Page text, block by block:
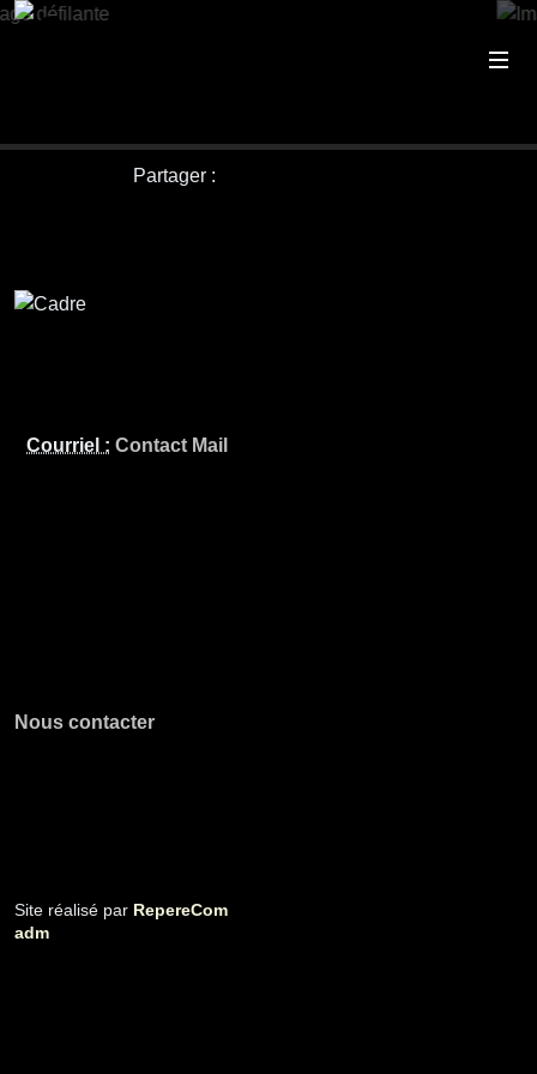
Partager :
Courriel : Contact Mail
Nous contacter
Site réalisé par RepereCom
adm